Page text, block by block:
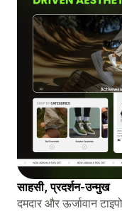
साहसी, प्रदर्शन-उन्मुख
दमदार और ऊर्जावान